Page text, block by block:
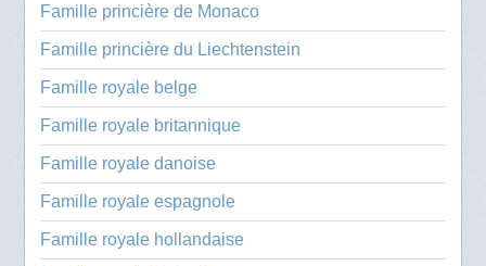
Famille princière de Monaco
Famille princière du Liechtenstein
Famille royale belge
Famille royale britannique
Famille royale danoise
Famille royale espagnole
Famille royale hollandaise